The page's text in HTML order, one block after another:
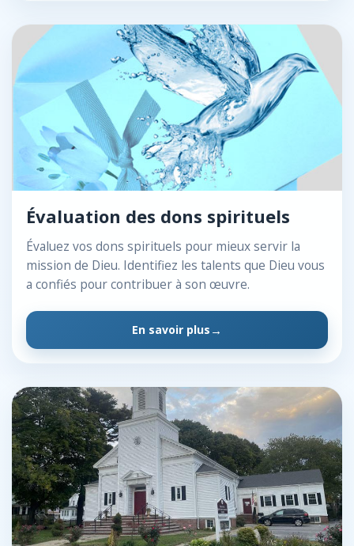
Évaluation des dons spirituels
Évaluez vos dons spirituels pour mieux servir la
mission de Dieu. Identifiez les talents que Dieu vous
a confiés pour contribuer à son œuvre.
En savoir plus